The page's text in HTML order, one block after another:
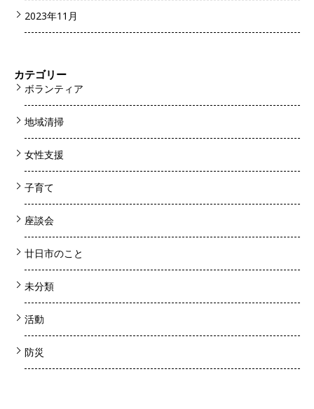
2023年11月
カテゴリー
ボランティア
地域清掃
女性支援
子育て
座談会
廿日市のこと
未分類
活動
防災